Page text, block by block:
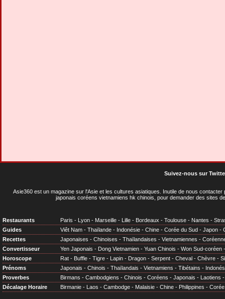
Suivez-nous sur
Asie360 est un magazine sur l'Asie et les cultures asiatiques . Inutile de nous
japonais coréens vietnamiens hk chinois, pour demander des sites
Restaurants Paris - Lyon - Marseille - Lille - Bordeaux - Toulouse - Nantes -
Guides
Viêt Nam - Thaïlande - Indonésie - Chine - Corée du Sud - Japon -
Recettes
Japonaises - Chinoises - Thaïlandaises - Vietnamiennes -
Convertisseur
Yen Japonais - Dong Vietnamien - Yuan Chinois - Won Sud-coréen
Horoscope
Rat - Buffle - Tigre - Lapin - Dragon - Serpent - Cheval - Chèvre -
Prénoms
Japonais - Chinois - Thaïlandais - Vietnamiens - Tibétains -
Proverbes
Birmans - Cambodgiens - Chinois - Coréens - Japonais - Laotiens
Décalage Horaire
Birmanie - Laos - Cambodge - Malaisie - Chine - Philippines - Corée